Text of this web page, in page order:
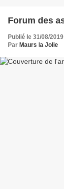
Forum des
Publié le 31/08/
Par Maurs la Jolie